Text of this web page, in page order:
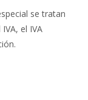
se tratan
el IVA